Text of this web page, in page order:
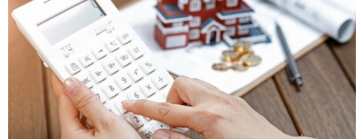
ПРОИCШЕСТВИЯ
КУЛЬТУРА